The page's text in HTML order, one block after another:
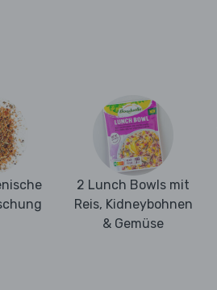
2 Lunch Bowls mit
Reis, Kidneybohnen
& Gemüse